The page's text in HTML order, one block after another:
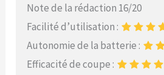
Note de la rédaction 16/20
Facilité d’utilisation :
Autonomie de la batterie :
Efficacité de coupe :